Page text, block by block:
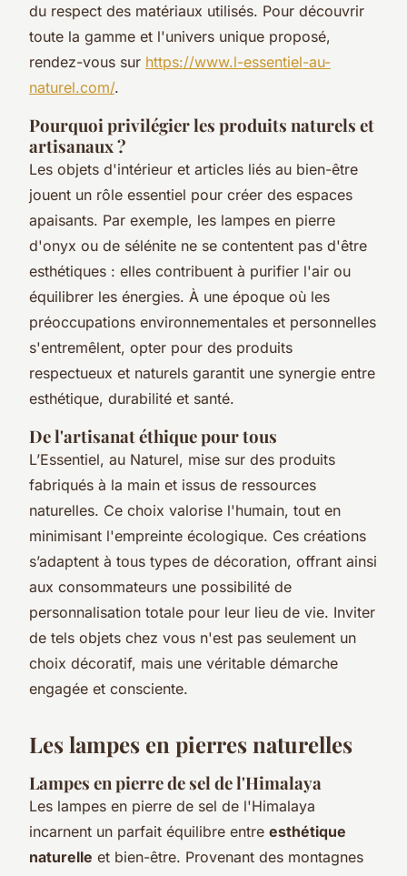
du respect des matériaux utilisés. Pour découvrir
toute la gamme et l'univers unique proposé,
rendez-vous sur https://www.l-essentiel-au-
naturel.com/.
Pourquoi privilégier les produits naturels et
artisanaux ?
Les objets d'intérieur et articles liés au bien-être
jouent un rôle essentiel pour créer des espaces
apaisants. Par exemple, les lampes en pierre
d'onyx ou de sélénite ne se contentent pas d'être
esthétiques : elles contribuent à purifier l'air ou
équilibrer les énergies. À une époque où les
préoccupations environnementales et personnelles
s'entremêlent, opter pour des produits
respectueux et naturels garantit une synergie entre
esthétique, durabilité et santé.
De l'artisanat éthique pour tous
L’Essentiel, au Naturel, mise sur des produits
fabriqués à la main et issus de ressources
naturelles. Ce choix valorise l'humain, tout en
minimisant l'empreinte écologique. Ces créations
s’adaptent à tous types de décoration, offrant ainsi
aux consommateurs une possibilité de
personnalisation totale pour leur lieu de vie. Inviter
de tels objets chez vous n'est pas seulement un
choix décoratif, mais une véritable démarche
engagée et consciente.
Les lampes en pierres naturelles
Lampes en pierre de sel de l'Himalaya
Les lampes en pierre de sel de l'Himalaya
incarnent un parfait équilibre entre esthétique
naturelle et bien-être. Provenant des montagnes